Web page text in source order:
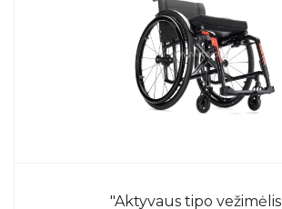
"Aktyvaus tipo vežimėlis